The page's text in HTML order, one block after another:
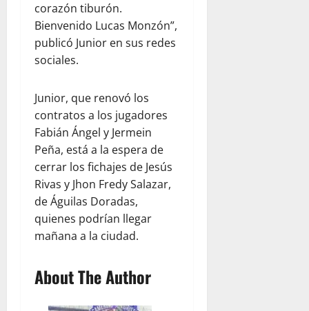
corazón tiburón.
Bienvenido Lucas Monzón”,
publicó Junior en sus redes
sociales.
Junior, que renovó los
contratos a los jugadores
Fabián Ángel y Jermein
Peña, está a la espera de
cerrar los fichajes de Jesús
Rivas y Jhon Fredy Salazar,
de Águilas Doradas,
quienes podrían llegar
mañana a la ciudad.
About The Author